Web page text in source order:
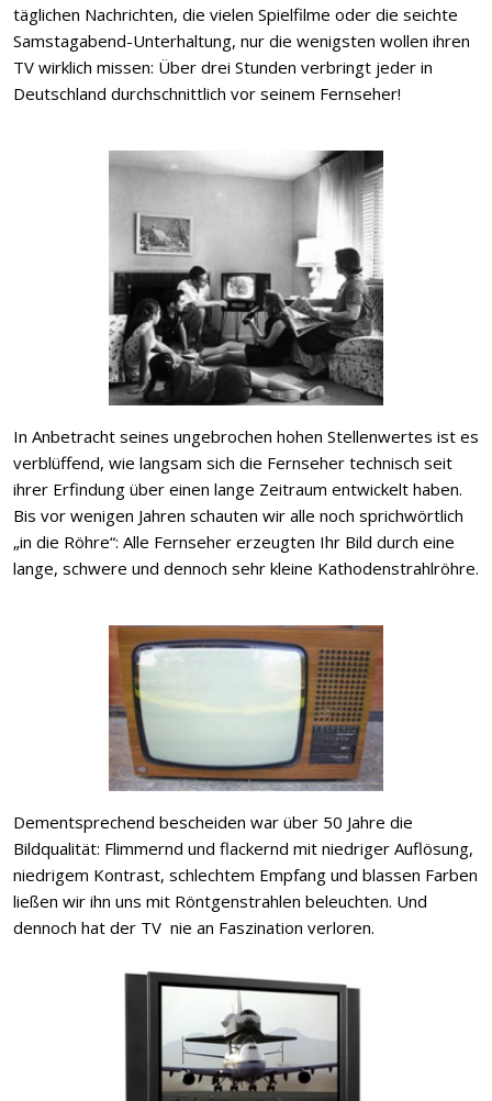
täglichen Nachrichten, die vielen Spielfilme oder die seichte
Samstagabend-Unterhaltung, nur die wenigsten wollen ihren
TV wirklich missen: Über drei Stunden verbringt jeder in
Deutschland durchschnittlich vor seinem Fernseher!
In Anbetracht seines ungebrochen hohen Stellenwertes ist es
verblüffend, wie langsam sich die Fernseher technisch seit
ihrer Erfindung über einen lange Zeitraum entwickelt haben.
Bis vor wenigen Jahren schauten wir alle noch sprichwörtlich
„in die Röhre“: Alle Fernseher erzeugten Ihr Bild durch eine
lange, schwere und dennoch sehr kleine Kathodenstrahlröhre.
Dementsprechend bescheiden war über 50 Jahre die
Bildqualität: Flimmernd und flackernd mit niedriger Auflösung,
niedrigem Kontrast, schlechtem Empfang und blassen Farben
ließen wir ihn uns mit Röntgenstrahlen beleuchten. Und
dennoch hat der TV nie an Faszination verloren.